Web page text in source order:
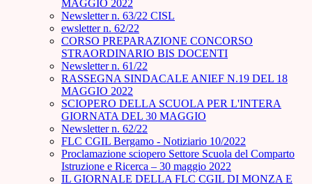
MAGGIO 2022
Newsletter n. 63/22 CISL
ewsletter n. 62/22
CORSO PREPARAZIONE CONCORSO
STRAORDINARIO BIS DOCENTI
Newsletter n. 61/22
RASSEGNA SINDACALE ANIEF N.19 DEL 18
MAGGIO 2022
SCIOPERO DELLA SCUOLA PER L'INTERA
GIORNATA DEL 30 MAGGIO
Newsletter n. 62/22
FLC CGIL Bergamo - Notiziario 10/2022
Proclamazione sciopero Settore Scuola del Comparto
Istruzione e Ricerca – 30 maggio 2022
IL GIORNALE DELLA FLC CGIL DI MONZA E